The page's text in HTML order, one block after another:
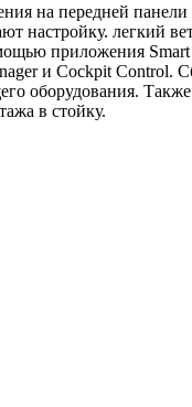
на передней
настройку. легкий
приложения Smart
и Cockpit Control.
оборудования. Также
в стойку.